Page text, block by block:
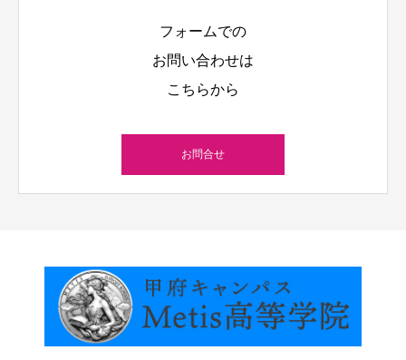
フォームでの
お問い合わせは
こちらから
お問合せ